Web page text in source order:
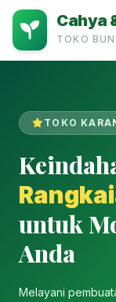
Cahya
TOKO
TOKO
untuk
Anda
Melayani